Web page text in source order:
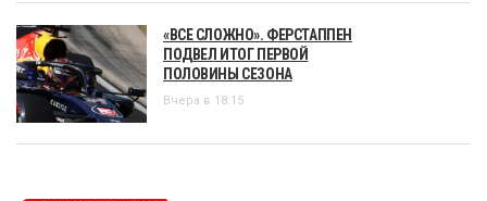
«ВСЕ СЛОЖНО». ФЕРСТАППЕН
ПОДВЕЛ ИТОГ ПЕРВОЙ
ПОЛОВИНЫ СЕЗОНА
Вчера в 18:15